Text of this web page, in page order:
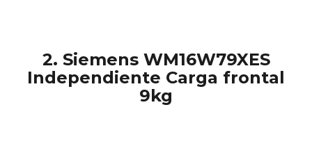
2. Siemens WM16W79XES
Independiente Carga frontal
9kg